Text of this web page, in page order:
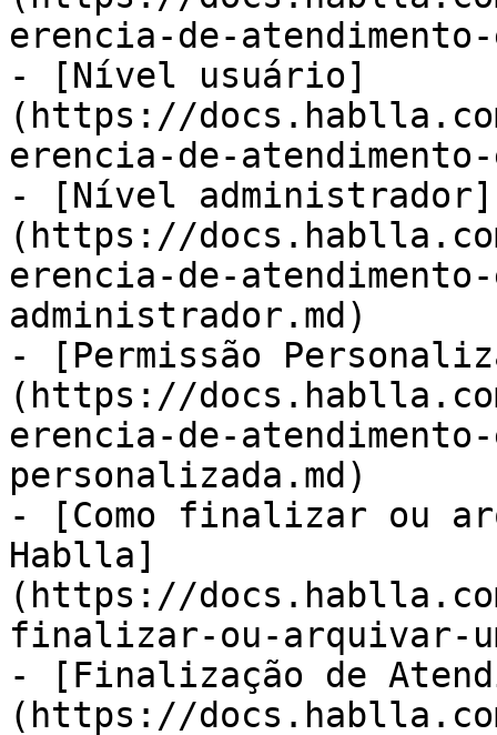
erencia-de-atendimento-
- [Nível usuário]
(https://
erencia-de-
- [Nível administrador]
(https://
erencia-de-
administrador.md)
- [Permissão
(https://
erencia-de-atendimento-
personalizada.md)
- [Como finalizar ou
Hablla]
(https://
finalizar-ou-arquivar-
- [Finalização de
(https://